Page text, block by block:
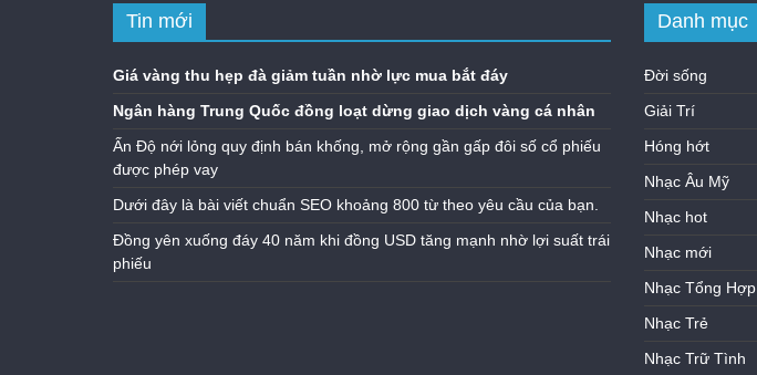
Tin mới
Giá vàng thu hẹp đà giảm tuần nhờ lực mua bắt đáy
Ngân hàng Trung Quốc đồng loạt dừng giao dịch vàng cá nhân
Ấn Độ nới lỏng quy định bán khống, mở rộng gần gấp đôi số cổ phiếu
được phép vay
Dưới đây là bài viết chuẩn SEO khoảng 800 từ theo yêu cầu của bạn.
Đồng yên xuống đáy 40 năm khi đồng USD tăng mạnh nhờ lợi suất trái
phiếu
Danh mục
Đời sống
Giải Trí
Hóng hớt
Nhạc Âu Mỹ
Nhạc hot
Nhạc mới
Nhạc Tổng Hợp
Nhạc Trẻ
Nhạc Trữ Tình